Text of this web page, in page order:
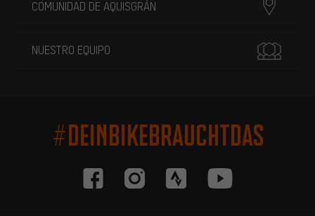
COMUNIDAD DE AQUISGRÁN
NUESTRO EQUIPO
#DEINBIKEBRAUCHTDAS